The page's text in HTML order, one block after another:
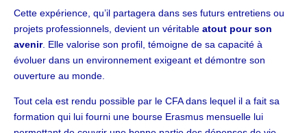
Cette expérience, qu’il partagera dans ses futurs entretiens ou
projets professionnels, devient un véritable atout pour son
avenir. Elle valorise son profil, témoigne de sa capacité à
évoluer dans un environnement exigeant et démontre son
ouverture au monde.
Tout cela est rendu possible par le CFA dans lequel il a fait sa
formation qui lui fourni une bourse Erasmus mensuelle lui